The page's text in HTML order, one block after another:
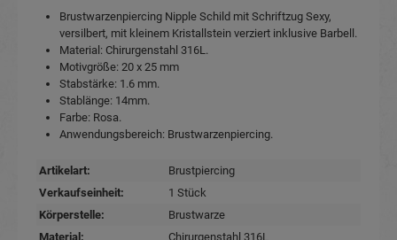
Brustwarzenpiercing Nipple Schild mit Schriftzug Sexy,
versilbert, mit kleinem Kristallstein verziert inklusive Barbell.
Material: Chirurgenstahl 316L.
Motivgröße: 20 x 25 mm
Stabstärke: 1.6 mm.
Stablänge: 14mm.
Farbe: Rosa.
Anwendungsbereich: Brustwarzenpiercing.
Artikelart:
Brustpiercing
Verkaufseinheit:
1 Stück
Körperstelle:
Brustwarze
Material:
Chirurgenstahl 316L